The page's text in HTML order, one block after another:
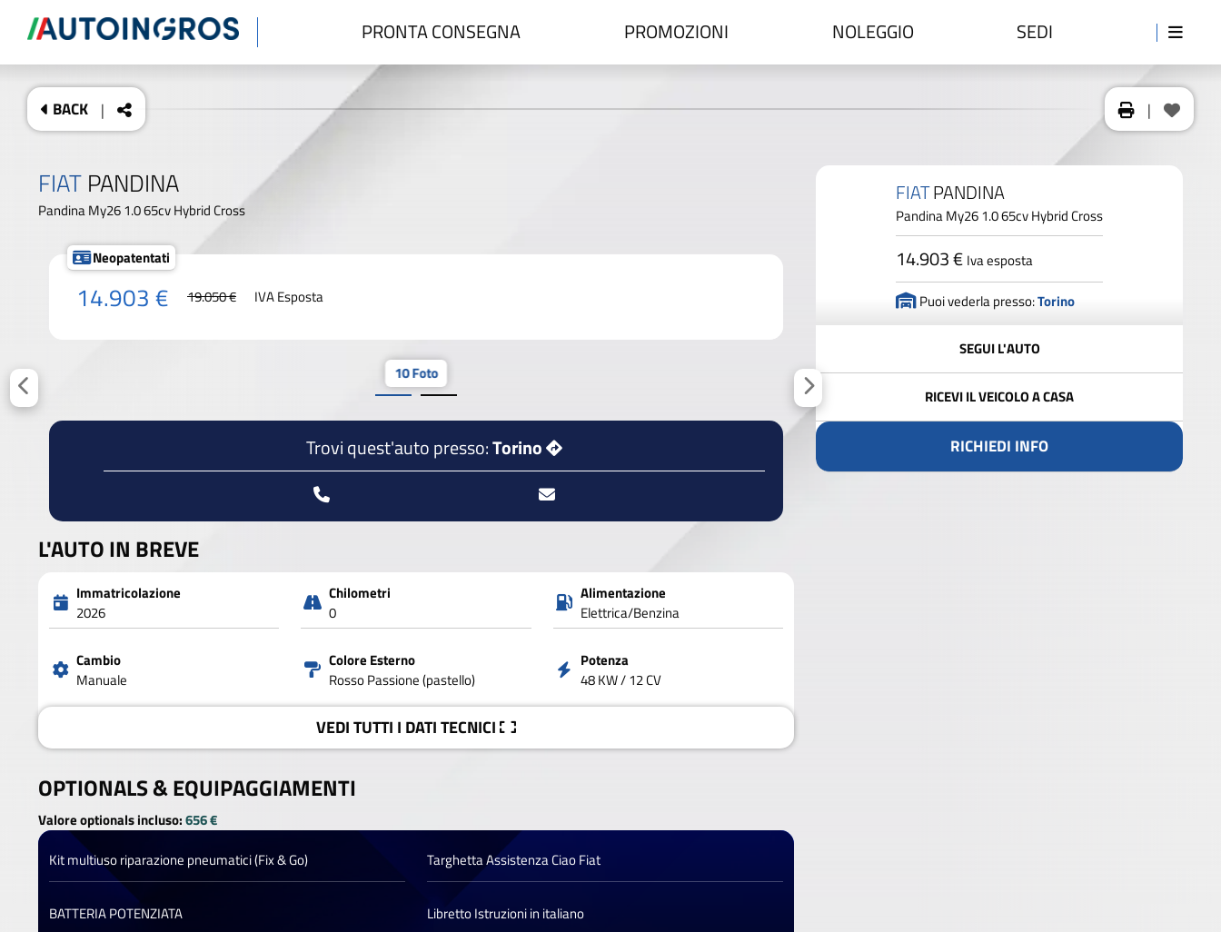
PRONTA CONSEGNA PROMOZIONI NOLEGGIO SEDI
BACK | |
FIAT PANDINA
Pandina My26 1.0 65cv Hybrid Cross
Neopatentati
14.903 € 19.050 € IVA Esposta
10 Foto
Trovi quest'auto presso:Torino
L'AUTO IN BREVE
Immatricolazione
2026
Chilometri
0
Alimentazione
Elettrica/Benzina
Cambio
Manuale
Colore Esterno
Rosso Passione (pastello)
Potenza
48 KW / 12 CV
VEDITUTTI I DATITECNICI
OPTIONALS &EQUIPAGGIAMENTI
Valore optionals incluso:656 €
Kit multiuso riparazione pneumatici (Fix & Go)
Targhetta Assistenza Ciao Fiat
BATTERIA POTENZIATA Libretto Istruzioni in italiano
FIATPANDINA
Pandina My26 1.0 65cv Hybrid Cross
14.903 € Iva esposta
Puoi vederla presso:Torino
SEGUI L'AUTO
RICEVI IL VEICOLO A CASA
RICHIEDI INFO